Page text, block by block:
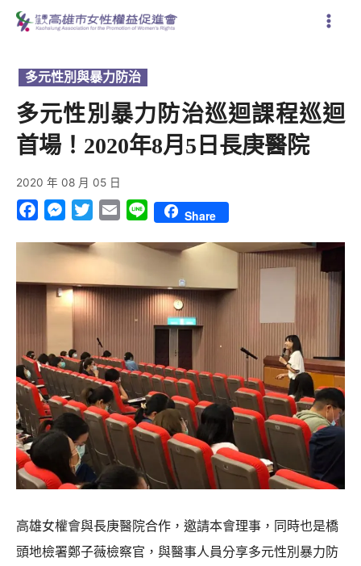
多元性別與暴力防治
多元性別暴力防治巡迴課程巡迴
首場！2020年8月5日長庚醫院
2020 年 08 月 05 日
FacebookMessenger
TwitterEmail Line Share
高雄女權會與長庚醫院合作，邀請本會理事，同時也是橋
頭地檢署鄭子薇檢察官，與醫事人員分享多元性別暴力防